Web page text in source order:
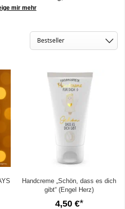
Einschulung, für einen neuen
und Erwachsene
Symbolik
mir mehr
Handcreme „Schön, dass es dich
gibt“ (Engel Herz)
4,50 €